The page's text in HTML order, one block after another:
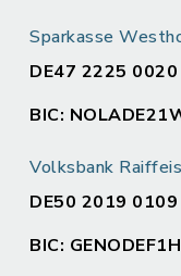
Sparkasse
DE47 2225
BIC:
Volksbank
DE50 2019
BIC: